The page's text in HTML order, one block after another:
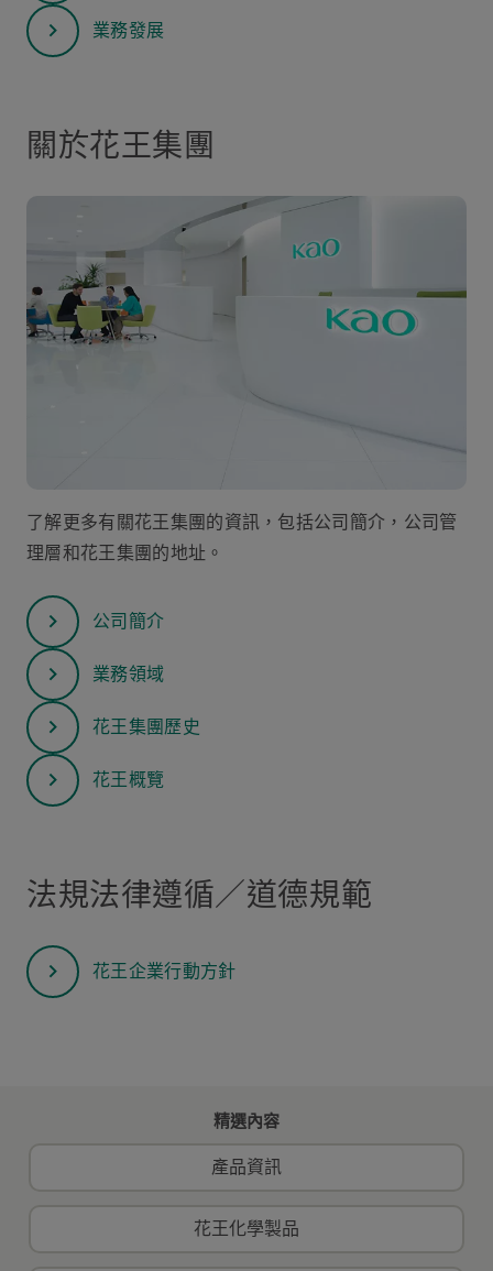
業務發展
關於花王集團
了解更多有關花王集團的資訊，包括公司簡介，公司管
理層和花王集團的地址。
公司簡介
業務領域
花王集團歷史
花王概覽
法規法律遵循／道德規範
花王企業行動方針
精選內容
產品資訊
花王化學製品